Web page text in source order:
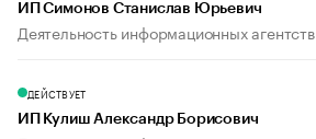
ИП Симонов Станислав Юрьевич
Деятельность информационных агентств
ДЕЙСТВУЕТ
ИП Кулиш Александр Борисович